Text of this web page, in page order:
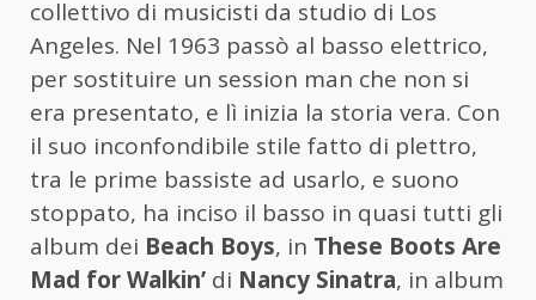
collettivo di musicisti da studio di Los
Angeles. Nel 1963 passò al basso elettrico,
per sostituire un session man che non si
era presentato, e lì inizia la storia vera. Con
il suo inconfondibile stile fatto di plettro,
tra le prime bassiste ad usarlo, e suono
stoppato, ha inciso il basso in quasi tutti gli
album dei Beach Boys, in These Boots Are
Mad for Walkin’ di Nancy Sinatra, in album